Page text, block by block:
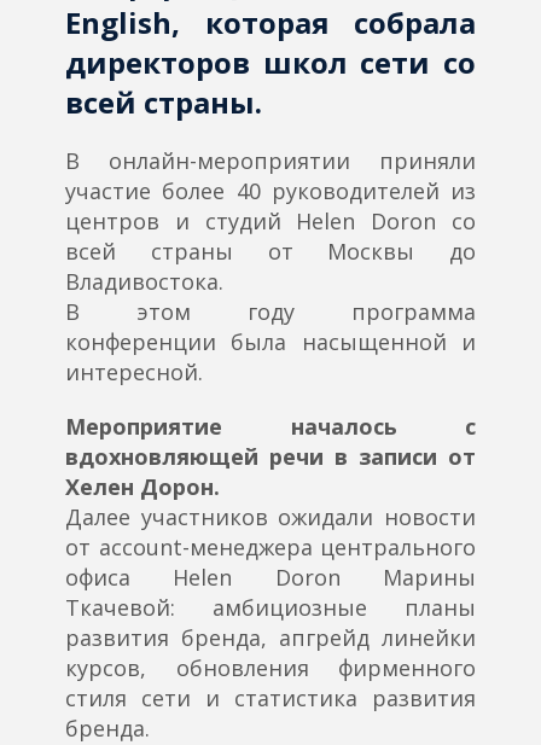
English, которая собрала
директоров школ сети со
всей страны.
В онлайн-мероприятии приняли
участие более 40 руководителей из
центров и студий Helen Doron со
всей страны от Москвы до
Владивостока.
В этом году программа
конференции была насыщенной и
интересной.
Мероприятие началось с
вдохновляющей речи в записи от
Хелен Дорон.
Далее участников ожидали новости
от аccount-менеджера центрального
офиса Helen Doron Марины
Ткачевой: амбициозные планы
развития бренда, апгрейд линейки
курсов, обновления фирменного
стиля сети и статистика развития
бренда.